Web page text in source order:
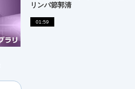
リンパ節郭清
01:59